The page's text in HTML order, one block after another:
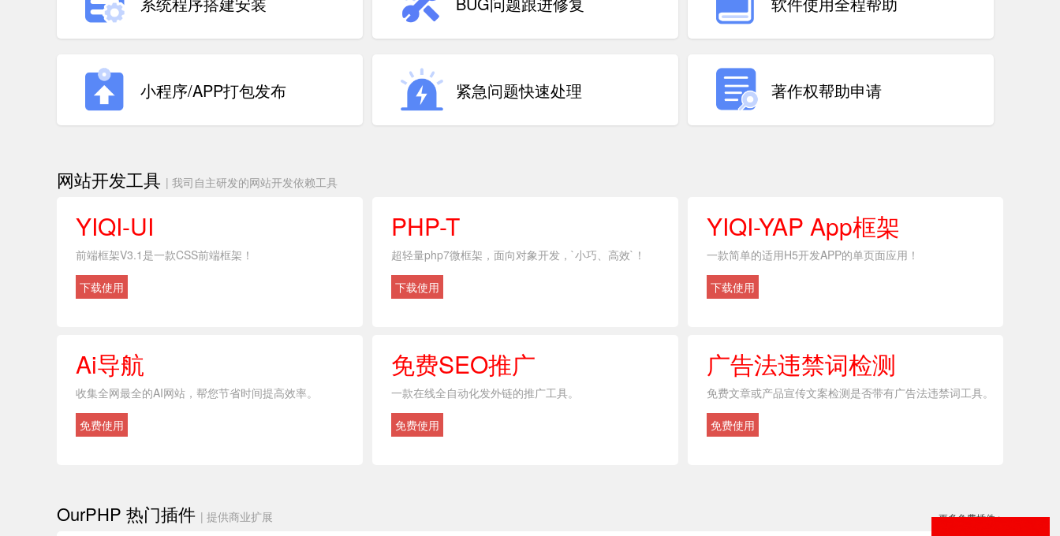
小程序/APP打包发布 紧急问题快速处理 著作权帮助申请
网站开发工具 | 我司自主研发的网站开发依赖工具
YIQI-UI
前端框架V3.1是一款CSS前端框架！
下载使用
PHP-T
超轻量php7微框架，面向对象开发，`小巧、高效`！
下载使用
YIQI-YAP App框架
一款简单的适用H5开发APP的单页面应用！
下载使用
Ai导航
收集全网最全的AI网站，帮您节省时间提高效率。
免费使用
免费SEO推广
一款在线全自动化发外链的推广工具。
免费使用
广告法违禁词检测
免费文章或产品宣传文案检测是否带有广告法违禁词工具。
免费使用
OurPHP 热门插件 | 提供商业扩展 更多免费插件 >